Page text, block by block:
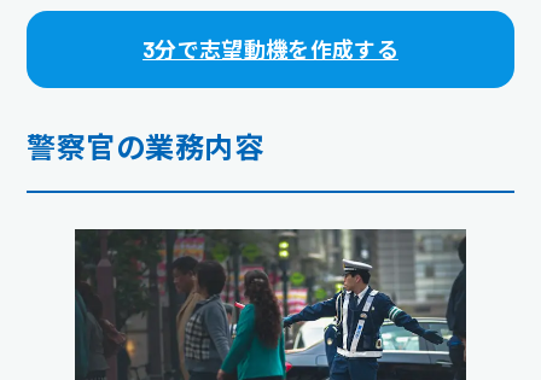
3分で志望動機を作成する
警察官の業務内容